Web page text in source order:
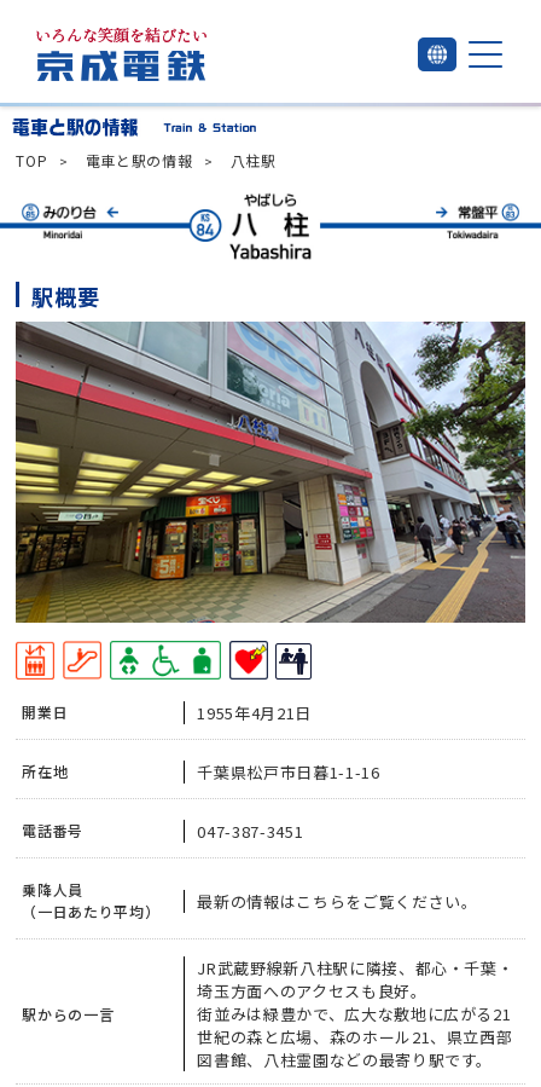
TOP 電車と駅の情報 八柱駅
駅概要
開業日 1955年4月21日
所在地 千葉県松戸市日暮1-1-16
電話番号 047-387-3451
乗降人員
（一日あたり平均）
最新の情報はこちらをご覧ください。
駅からの一言
JR武蔵野線新八柱駅に隣接、都心・千葉・
埼玉方面へのアクセスも良好。
街並みは緑豊かで、広大な敷地に広がる21
世紀の森と広場、森のホール21、県立西部
図書館、八柱霊園などの最寄り駅です。